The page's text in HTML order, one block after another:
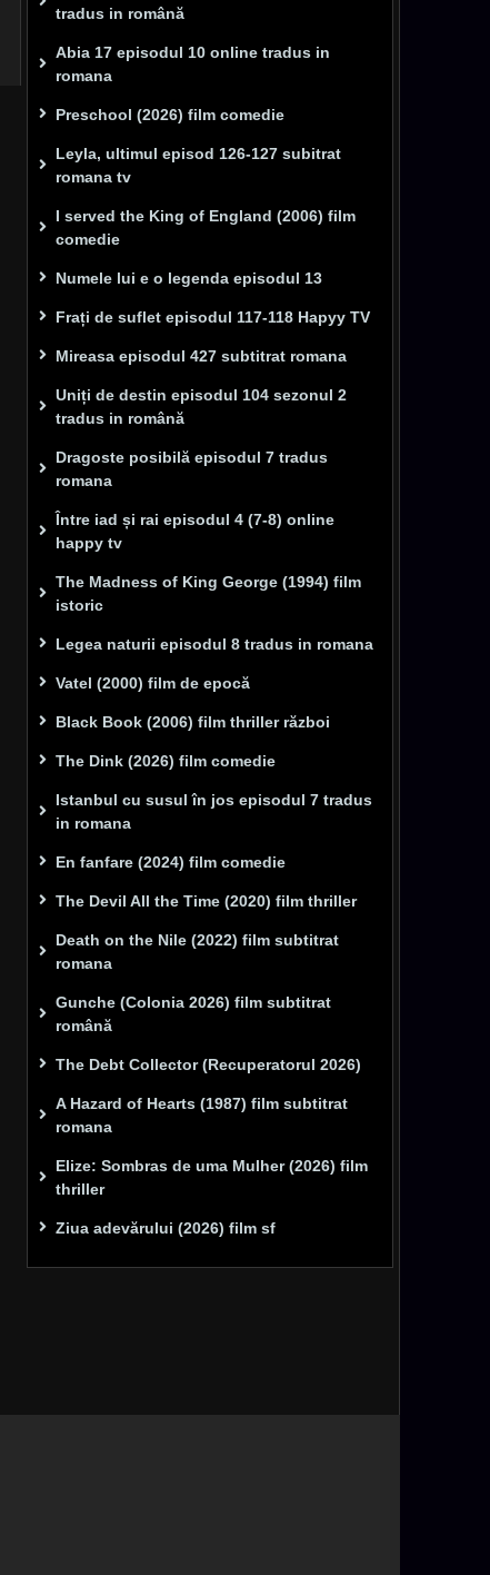
tradus in română
Abia 17 episodul 10 online tradus in
romana
Preschool (2026) film comedie
Leyla, ultimul episod 126-127 subitrat
romana tv
I served the King of England (2006) film
comedie
Numele lui e o legenda episodul 13
Frați de suflet episodul 117-118 Hapyy TV
Mireasa episodul 427 subtitrat romana
Uniți de destin episodul 104 sezonul 2
tradus in română
Dragoste posibilă episodul 7 tradus
romana
Între iad și rai episodul 4 (7-8) online
happy tv
The Madness of King George (1994) film
istoric
Legea naturii episodul 8 tradus in romana
Vatel (2000) film de epocă
Black Book (2006) film thriller război
The Dink (2026) film comedie
Istanbul cu susul în jos episodul 7 tradus
in romana
En fanfare (2024) film comedie
The Devil All the Time (2020) film thriller
Death on the Nile (2022) film subtitrat
romana
Gunche (Colonia 2026) film subtitrat
română
The Debt Collector (Recuperatorul 2026)
A Hazard of Hearts (1987) film subtitrat
romana
Elize: Sombras de uma Mulher (2026) film
thriller
Ziua adevărului (2026) film sf